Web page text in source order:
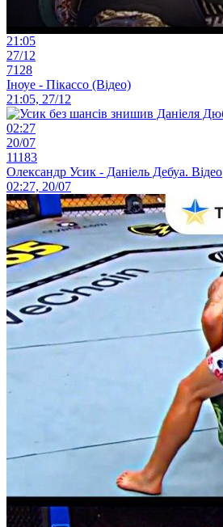
21:05
27/12
7128
Іноуе - Пікассо (Відео)
21:05, 27/12
02:27
20/07
11183
Олександр Усик - Даніель Дебуа. Відео
02:27, 20/07